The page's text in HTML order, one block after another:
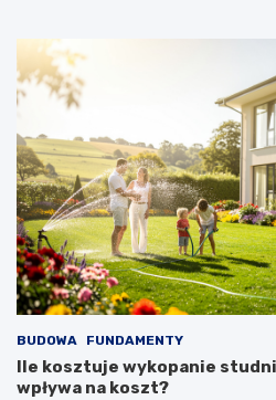
BUDOWA FUNDAMENTY
Ile kosztuje wykopanie
wpływa na koszt?